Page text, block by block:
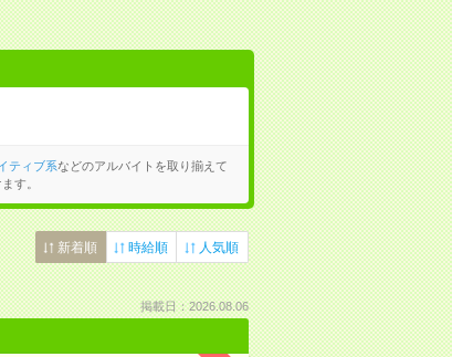
ティブ系などのアルバイトを取り揃えて
す。
新着順 時給順 人気順
掲載日：2026.08.06